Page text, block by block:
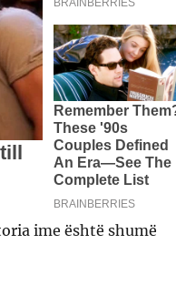
ime është shumë